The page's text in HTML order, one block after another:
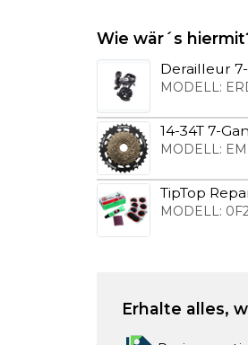
Wie wär´s
Derailleur
MODELL:
14-34T 7-
MODELL:
TipTop
MODELL:
Erhalte alles,